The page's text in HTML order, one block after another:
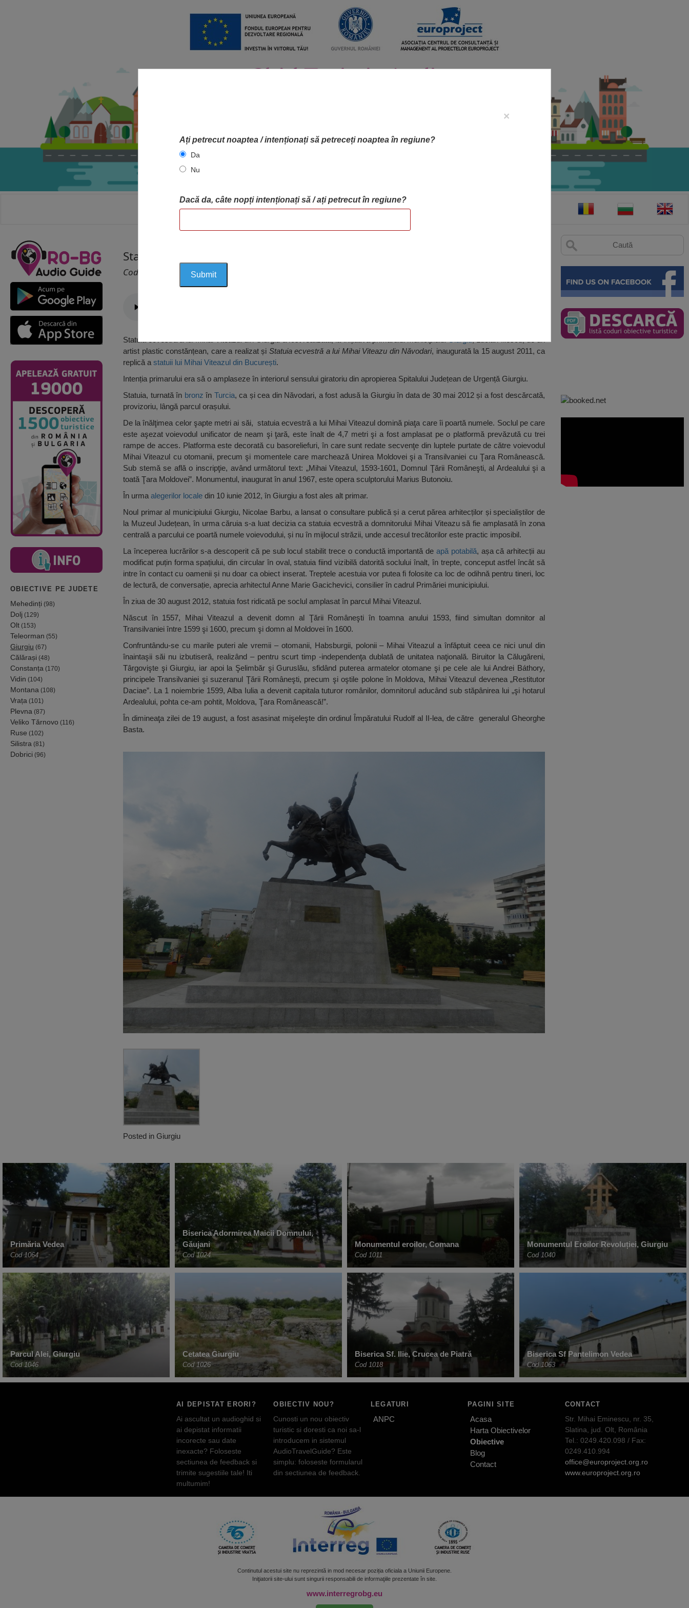
ACASA HARTA OBIECTIVELOR OBIECTIVE
OBIECTIVE PE JUDETE
Mehedinți (98)
Dolj (129)
Olt (153)
Teleorman (55)
Giurgiu (67)
Călărași (48)
Constanța (170)
Vidin (104)
Montana (108)
Vrața (101)
Plevna (87)
Veliko Tărnovo (116)
Ruse (102)
Silistra (81)
Dobrici (96)
Statuia lui Mihai Viteazu , Giurgiu
Cod 1038
Statuia ecvestră a lui Mihai Viteazul din Giurgiu a fost realizată, la inițiativa primarului municipiuluiGiurgiu, Lucian Iliescu, de un
artist plastic constănțean, care a realizat și Statuia ecvestră a lui Mihai Viteazu din Năvodari, inaugurată la 15 august 2011, ca
replică astatuii lui Mihai Viteazul din București.
Intenția primarului era să o amplaseze în interiorul sensului giratoriu din apropierea Spitalului Județean de Urgență Giurgiu.
Statuia, turnată în bronz în Turcia, ca și cea din Năvodari, a fost adusă la Giurgiu în data de 30 mai 2012 și a fost descărcată,
provizoriu, lângă parcul orașului.
De la înălţimea celor şapte metri ai săi, statuia ecvestră a lui Mihai Viteazul domină piaţa care îi poartă numele. Soclul pe care
este aşezat voievodul unificator de neam şi ţară, este înalt de 4,7 metri şi a fost amplasat pe o platformă prevăzută cu trei
rampe de acces. Platforma este decorată cu basoreliefuri, în care sunt redate secvenţe din luptele purtate de către voievodul
Mihai Viteazul cu otomanii, precum şi momentele care marchează Unirea Moldovei şi a Transilvaniei cu Ţara Românească.
Sub stemă se află o inscripţie, având următorul text: „Mihai Viteazul, 1593-1601, Domnul Ţării Româneşti, al Ardealului şi a
toată Ţara Moldovei”. Monumentul, inaugurat în anul 1967, este opera sculptorului Marius Butonoiu.
În urmaalegerilor locale din 10 iunie 2012, în Giurgiu a fost ales alt primar.
Noul primar al municipiului Giurgiu, Nicolae Barbu, a lansat o consultare publică și a cerut părea arhitecților și specialiștilor de
la Muzeul Județean, în urma căruia s-a luat decizia ca statuia ecvestră a domnitorului Mihai Viteazu să fie amplasată în zona
centrală a parcului ce poartă numele voievodului, și nu în mijlocul străzii, unde accesul trecătorilor este practic imposibil.
La începerea lucrărilor s-a descoperit că pe sub locul stabilit trece o conductă importantă de apă potabilă, așa că arhitecții au
modificat puțin forma spațiului, din circular în oval, statuia fiind vizibilă datorită soclului înalt, în trepte, conceput astfel încât să
intre în contact cu oamenii și nu doar ca obiect inserat. Treptele acestuia vor putea fi folosite ca loc de odihnă pentru tineri, loc
de lectură, de conversație, aprecia arhitectul Anne Marie Gacichevici, consilier în cadrul Primăriei municipiului.
În ziua de 30 august 2012, statuia fost ridicată pe soclul amplasat în parcul Mihai Viteazul.
Născut în 1557, Mihai Viteazul a devenit domn al Ţării Româneşti în toamna anului 1593, fiind simultan domnitor al
Transilvaniei între 1599 şi 1600, precum şi domn al Moldovei în 1600.
Confruntându-se cu marile puteri ale vremii – otomanii, Habsburgii, polonii – Mihai Viteazul a înfăptuit ceea ce nici unul din
înaintaşii săi nu izbutiseră, realizând – pentru scurt timp -independenţa dublată de unitatea naţională. Biruitor la Călugăreni,
Târgovişte şi Giurgiu, iar apoi la Şelimbăr şi Guruslău, sfidând puterea armatelor otomane şi pe cele ale lui Andrei Báthory,
principele Transilvaniei şi suzeranul Ţării Româneşti, precum şi oştile polone în Moldova, Mihai Viteazul devenea „Restitutor
Daciae”. La 1 noiembrie 1599, Alba Iulia a devenit capitala tuturor românilor, domnitorul aducând sub stăpânirea lui „şi hotarul
Ardealului, pohta ce-am pohtit, Moldova, Ţara Românească!”.
În dimineaţa zilei de 19 august, a fost asasinat mişeleşte din ordinul Împăratului Rudolf al II-lea, de către generalul Gheorghe
Basta.
×
Ați petrecut noaptea / intenționați să petreceți noaptea în regiune?
Da
Nu
Dacă da, câte nopți intenționați să / ați petrecut în regiune?
Posted in Giurgiu
Primăria Vedea
Cod 1064
Biserica Adormirea Maicii Domnului,
Găujani
Cod 1024
Monumentul eroilor, Comana
Cod 1011
Monumentul Eroilor Revoluției, Giurgiu
Cod 1040
Parcul Alei, Giurgiu
Cod 1046
Cetatea Giurgiu
Cod 1026
Biserica Sf. Ilie, Crucea de Piatră
Cod 1018
Biserica Sf Pantelimon Vedea
Cod 1063
AI DEPISTAT ERORI?
Ai ascultat un audioghid si
ai depistat informatii
incorecte sau date
inexacte? Foloseste
sectiunea de feedback si
trimite sugestiile tale! Iti
multumim!
OBIECTIV NOU?
Cunosti un nou obiectiv
turistic si doresti ca noi sa-l
introducem in sistemul
AudioTravelGuide? Este
simplu: foloseste formularul
din sectiunea de feedback.
LEGATURI
ANPC
PAGINI SITE
Acasa
Harta Obiectivelor
Obiective
Blog
Contact
CONTACT
Str. Mihai Eminescu, nr. 35,
Slatina, jud. Olt, România
Tel.: 0249.420.098 / Fax:
0249.410.994
office@europroject.org.ro
www.europroject.org.ro
Continutul acestui site nu reprezintă in mod necesar poziția oficiala a Uniunii Europene.
Iniţiatorii site-ului sunt singurii responsabili de informaţiile prezentate în site.
www.interregrobg.eu